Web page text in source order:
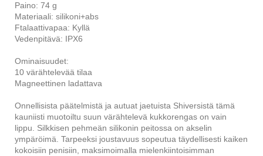
Paino: 74 g
Materiaali: silikoni+abs
Ftalaattivapaa: Kyllä
Vedenpitävä: IPX6
Ominaisuudet:
10 värähtelevää tilaa
Magneettinen ladattava
Onnellisista päätelmistä ja autuat jaetuista Shiversistä tämä
kauniisti muotoiltu suun värähtelevä kukkorengas on vain
lippu. Silkkisen pehmeän silikonin peitossa on akselin
ympäröimä. Tarpeeksi joustavuus sopeutua täydellisesti kaiken
kokoisiin penisiin, maksimoimalla mielenkiintoisimman